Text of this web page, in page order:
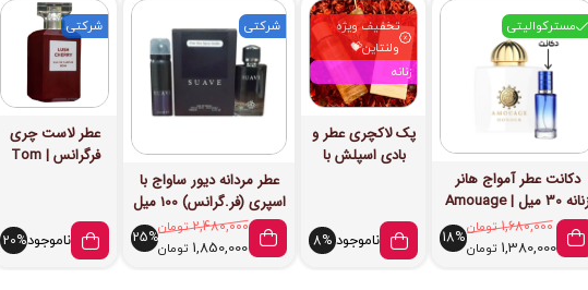
مسترکوالیتی
دکانت عطر آمواج هانر
زنانه 30 میل | Amouage
Honour Woman
1,680,000 تومان
1,380,000 تومان
18%
تخفیف ویژه
ولنتاین💝
زنانه
پک لاکچری عطر و
بادی اسپلش با
ناموجود 8%
شرکتی
عطر مردانه دیور ساواج با
اسپری (فر.گرانس) 100 میل
2,480,000 تومان
1,850,000 تومان
25%
شرکتی
عطر لاست چری
فرگرانس | Tom
ناموجود20%